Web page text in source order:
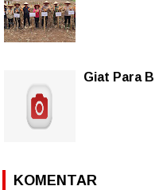
Giat Para
KOMENTAR